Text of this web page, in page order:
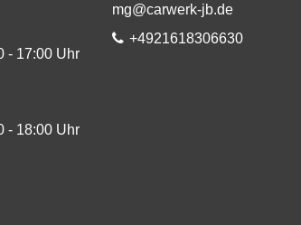
- 17:00 Uhr
- 18:00 Uhr
E-Mail:
mg@carwerk-jb.de
Telefon:
+4921618306630